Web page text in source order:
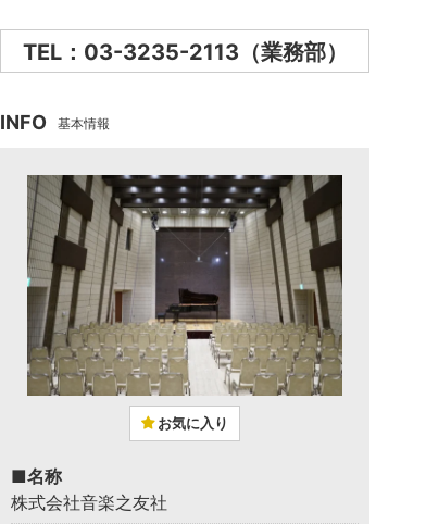
TEL：03-3235-2113（業務部）
INFO 基本情報
お気に入り
■名称
株式会社音楽之友社